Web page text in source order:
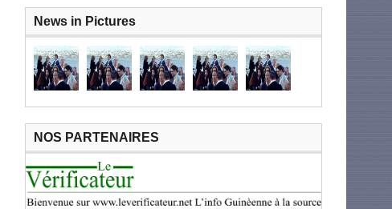
News in Pictures
NOS PARTENAIRES